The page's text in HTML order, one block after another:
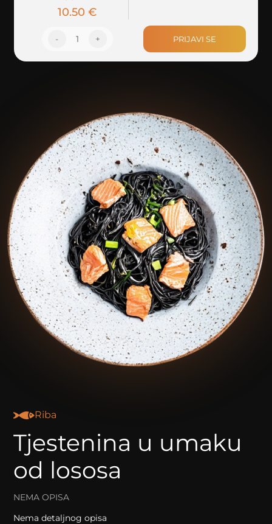
10.50 €
- 1 + PRIJAVI SE
Riba
Tjestenina u umaku
od lososa
NEMA OPISA
Nema detaljnog opisa